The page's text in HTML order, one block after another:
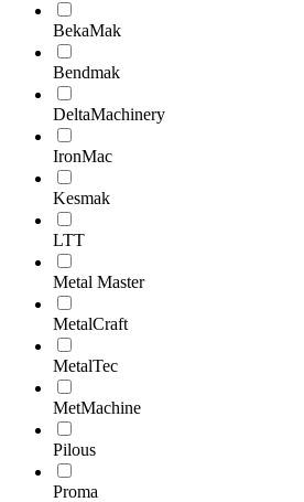
BekaMak
Bendmak
DeltaMachinery
IronMac
Kesmak
LTT
Metal Master
MetalCraft
MetalTec
MetMachine
Pilous
Proma